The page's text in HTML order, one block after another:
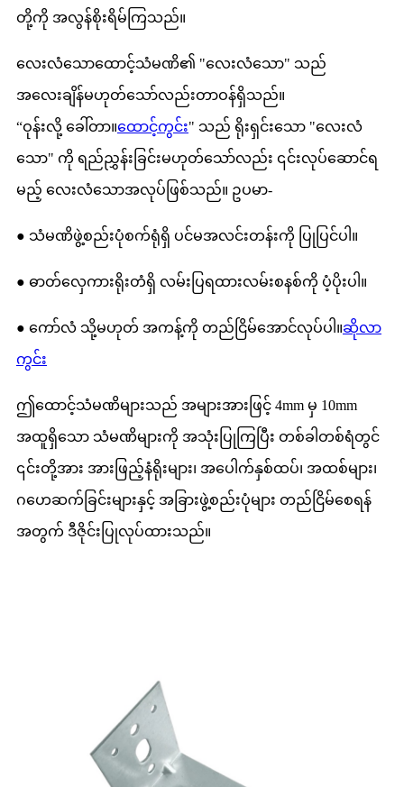
တို့ကို အလွန်စိုးရိမ်ကြသည်။
လေးလံသောထောင့်သံမဏိ၏ "လေးလံသော" သည်
အလေးချိန်မဟုတ်သော်လည်းတာဝန်ရှိသည်။
“ဝုန်းလို့ ခေါ်တာ။ထောင့်ကွင်း" သည် ရိုးရှင်းသော "လေးလံ
သော" ကို ရည်ညွှန်းခြင်းမဟုတ်သော်လည်း ၎င်းလုပ်ဆောင်ရ
မည့် လေးလံသောအလုပ်ဖြစ်သည်။ ဥပမာ-
● သံမဏိဖွဲ့စည်းပုံစက်ရုံရှိ ပင်မအလင်းတန်းကို ပြုပြင်ပါ။
● ဓာတ်လှေကားရိုးတံရှိ လမ်းပြရထားလမ်းစနစ်ကို ပံ့ပိုးပါ။
● ကော်လံ သို့မဟုတ် အကန့်ကို တည်ငြိမ်အောင်လုပ်ပါ။ဆိုလာ
ကွင်း
ဤထောင့်သံမဏိများသည် အများအားဖြင့် 4mm မှ 10mm
အထူရှိသော သံမဏိများကို အသုံးပြုကြပြီး တစ်ခါတစ်ရံတွင်
၎င်းတို့အား အားဖြည့်နံရိုးများ၊ အပေါက်နှစ်ထပ်၊ အထစ်များ၊
ဂဟေဆက်ခြင်းများနှင့် အခြားဖွဲ့စည်းပုံများ တည်ငြိမ်စေရန်
အတွက် ဒီဇိုင်းပြုလုပ်ထားသည်။